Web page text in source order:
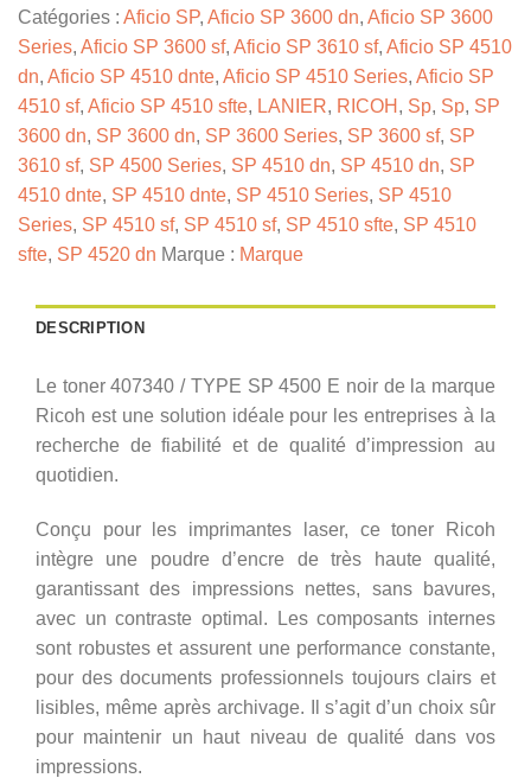
-
toner
de
-
noir
Catégories : Aficio SP, Aficio SP 3600 dn, Aficio SP 3600
Series, Aficio SP 3600 sf, Aficio SP 3610 sf, Aficio SP 4510
dn, Aficio SP 4510 dnte, Aficio SP 4510 Series, Aficio SP
4510 sf, Aficio SP 4510 sfte, LANIER, RICOH , Sp, Sp, SP
3600 dn, SP 3600 dn, SP 3600 Series, SP 3600 sf, SP
3610 sf, SP 4500 Series, SP 4510 dn, SP 4510 dn, SP
4510 dnte, SP 4510 dnte, SP 4510 Series, SP 4510
Series, SP 4510 sf, SP 4510 sf, SP 4510 sfte, SP 4510
sfte, SP 4520 dn Marque : Marque
DESCRIPTION
Le toner 407340 / TYPE SP 4500 E noir de la marque
Ricoh est une solution idéale pour les entreprises à la
recherche de fiabilité et de qualité d’impression au
quotidien.
Conçu pour les imprimantes laser, ce toner Ricoh
intègre une poudre d’encre de très haute qualité,
garantissant des impressions nettes, sans bavures,
avec un contraste optimal. Les composants internes
sont robustes et assurent une performance constante,
pour des documents professionnels toujours clairs et
lisibles, même après archivage. Il s’agit d’un choix sûr
pour maintenir un haut niveau de qualité dans vos
impressions.